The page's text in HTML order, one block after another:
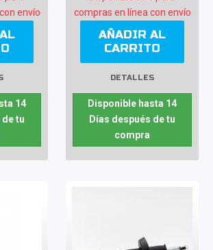
envío
14
de tu
compras en línea con envío
AÑADIR AL
CARRITO
DETALLES
Disponible hasta 14
Días después de tu
compra